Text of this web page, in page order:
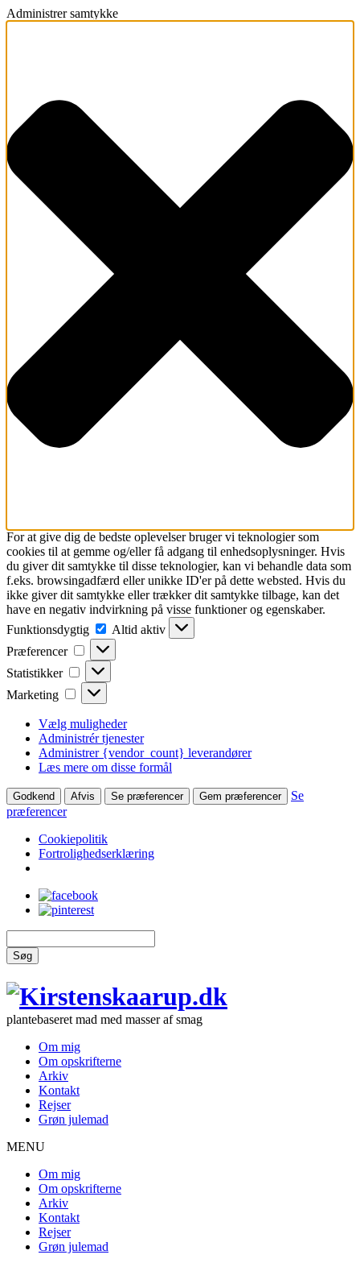
Administrer samtykke
For at give dig de bedste oplevelser bruger vi teknologier som
cookies til at gemme og/eller få adgang til enhedsoplysninger. Hvis
du giver dit samtykke til disse teknologier, kan vi behandle data som
f.eks. browsingadfærd eller unikke ID'er på dette websted. Hvis du
ikke giver dit samtykke eller trækker dit samtykke tilbage, kan det
have en negativ indvirkning på visse funktioner og egenskaber.
Funktionsdygtig
Funktionsdygtig
Altid aktiv
Præferencer
Præferencer
Statistikker Statistikker
Marketing Marketing
Vælg muligheder
Administrér tjenester
Administrer {vendor_count} leverandører
Læs mere om disse formål
Godkend Afvis Se præferencer Gem præferencer
Se
præferencer
Cookiepolitik
Fortrolighedserklæring
Søg
plantebaseret mad med masser af smag
Om mig
Om opskrifterne
Arkiv
Kontakt
Rejser
Grøn julemad
MENU
Om mig
Om opskrifterne
Arkiv
Kontakt
Rejser
Grøn julemad